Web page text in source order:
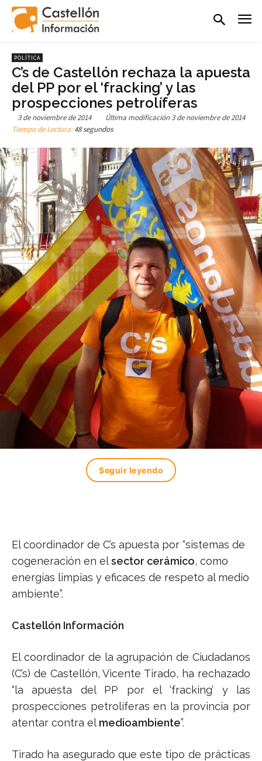
POLÍTICA
C’s de Castellón rechaza la apuesta
del PP por el ‘fracking’ y las
prospecciones petrolíferas
3 de noviembre de 2014 Última modificación 3 de noviembre de 2014
Tiempo de Lectura:48 segundos
Seguir leyendo
El coordinador de C’s apuesta por “sistemas de
cogeneración en elsector cerámico, como
energías limpias y eficaces de respeto al medio
ambiente”.
Castellón Información
El coordinador de la agrupación de Ciudadanos
(C’s) de Castellón, Vicente Tirado, ha rechazado
“la apuesta del PP por el ‘fracking’ y las
prospecciones petrolíferas en la provincia por
atentar contra el medioambiente”.
Tirado ha asegurado que este tipo de prácticas